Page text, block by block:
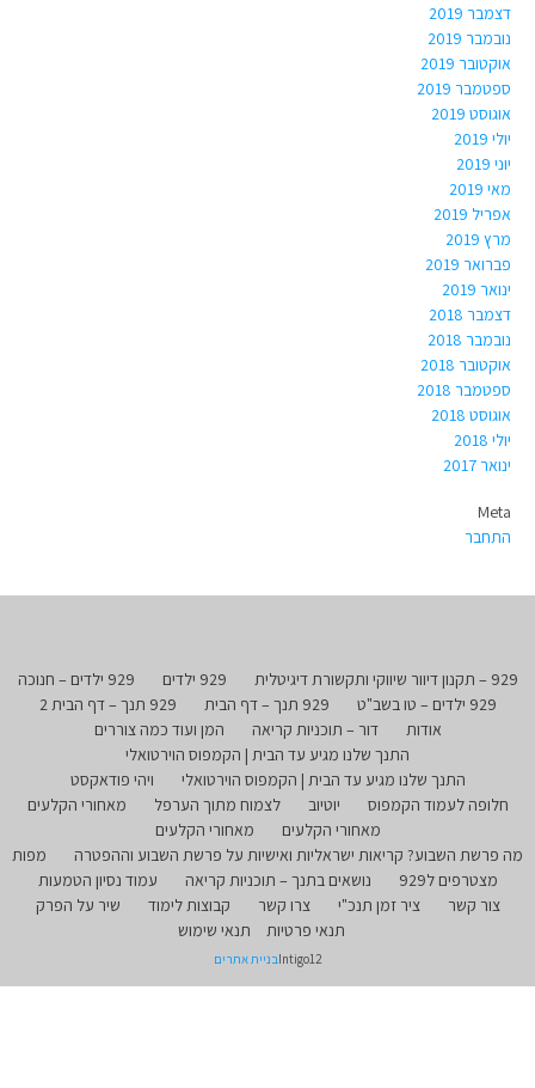
דצמבר 2019
נובמבר 2019
אוקטובר 2019
ספטמבר 2019
אוגוסט 2019
יולי 2019
יוני 2019
מאי 2019
אפריל 2019
מרץ 2019
פברואר 2019
ינואר 2019
דצמבר 2018
נובמבר 2018
אוקטובר 2018
ספטמבר 2018
אוגוסט 2018
יולי 2018
ינואר 2017
Meta
התחבר
929 – תקנון דיוור שיווקי ותקשורת דיגיטלית 929 ילדים
929 ילדים – חנוכה
929 ילדים – טו בשב"ט
929 תנך – דף הבית
929 תנך – דף הבית 2
אודות
דור – תוכניות קריאה
המן ועוד כמה צוררים
התנך שלנו מגיע עד הבית | הקמפוס הוירטואלי
התנך שלנו מגיע עד הבית | הקמפוס הוירטואלי
ויהי פודאקסט
חלופה לעמוד הקמפוס
יוטיוב לצמוח מתוך הערפל
מאחורי הקלעים
מאחורי הקלעים
מאחורי הקלעים
מה פרשת השבוע? קריאות ישראליות ואישיות על פרשת השבוע וההפטרה
מפות
מצטרפים ל929
נושאים בתנך – תוכניות קריאה
עמוד נסיון הטמעות
צור קשר
ציר זמן תנכ"י צרו קשר קבוצות לימוד
שיר על הפרק
תנאי פרטיות
תנאי שימוש
Intigo12בניית אתרים